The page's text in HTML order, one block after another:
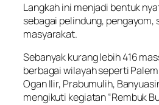
Langkah ini menjadi bentuk
sebagai pelindung, pengayom,
masyarakat.
Sebanyak kurang lebih 416
berbagai wilayah seperti
Ogan Ilir, Prabumulih,
mengikuti kegiatan “Rembuk